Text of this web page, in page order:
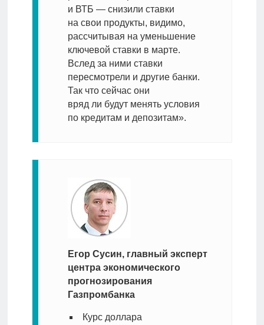
и ВТБ — снизили ставки
на свои продукты, видимо,
рассчитывая на уменьшение
ключевой ставки в марте.
Вслед за ними ставки
пересмотрели и другие банки.
Так что сейчас они
вряд ли будут менять условия
по кредитам и депозитам».
Егор Сусин, главный эксперт
центра экономического
прогнозирования
Газпромбанка
Курс доллара